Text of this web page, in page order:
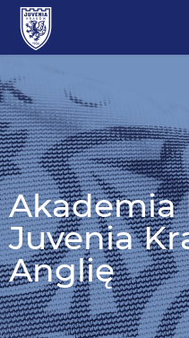
Akademia
Juvenia
Anglię